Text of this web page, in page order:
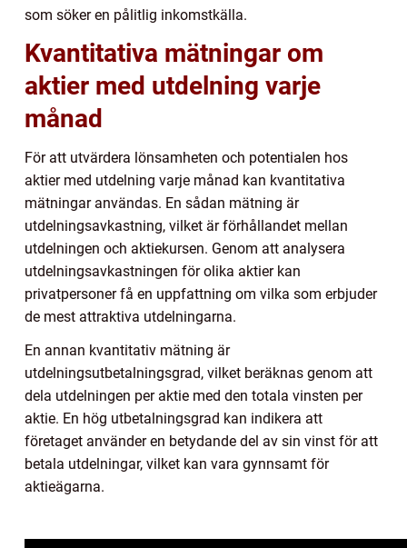
som söker en pålitlig inkomstkälla.
Kvantitativa mätningar om
aktier med utdelning varje
månad
För att utvärdera lönsamheten och potentialen hos
aktier med utdelning varje månad kan kvantitativa
mätningar användas. En sådan mätning är
utdelningsavkastning, vilket är förhållandet mellan
utdelningen och aktiekursen. Genom att analysera
utdelningsavkastningen för olika aktier kan
privatpersoner få en uppfattning om vilka som erbjuder
de mest attraktiva utdelningarna.
En annan kvantitativ mätning är
utdelningsutbetalningsgrad, vilket beräknas genom att
dela utdelningen per aktie med den totala vinsten per
aktie. En hög utbetalningsgrad kan indikera att
företaget använder en betydande del av sin vinst för att
betala utdelningar, vilket kan vara gynnsamt för
aktieägarna.